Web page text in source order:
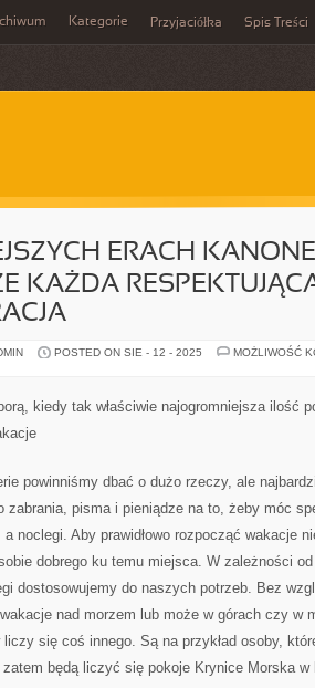
Kategorie Przyjaciółka Spis Treści
ERACH
KAŻDA
POSTED ON SIE - 12 - 2025
MOŻLIWOŚĆ
kiedy tak właściwie najogromniejsza ilość
powinniśmy dbać o dużo rzeczy, ale
zabrania, pisma i pieniądze na to, żeby móc
noclegi. Aby prawidłowo rozpocząć wakacje
dobrego ku temu miejsca. W zależności
dostosowujemy do naszych potrzeb. Bez
nad morzem lub może w górach czy w
liczy się coś innego. Są na przykład osoby,
będą liczyć się pokoje Krynice Morska